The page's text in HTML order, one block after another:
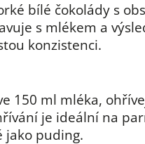
bílé čokolády s
s mlékem a
konzistenci.
150 ml mléka,
je ideální na
jako puding.